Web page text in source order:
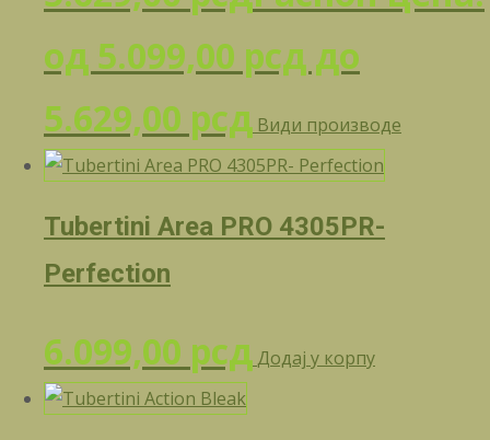
од 5.099,00 рсд до
5.629,00 рсд Види производе
Tubertini Area PRO 4305PR-
Perfection
6.099,00 рсд Додај у корпу